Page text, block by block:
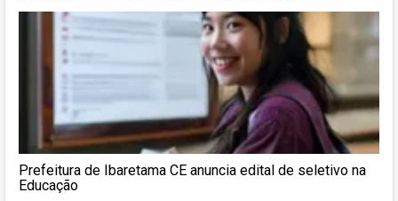
Prefeitura de Ibaretama CE anuncia edital de seletivo na
Educação